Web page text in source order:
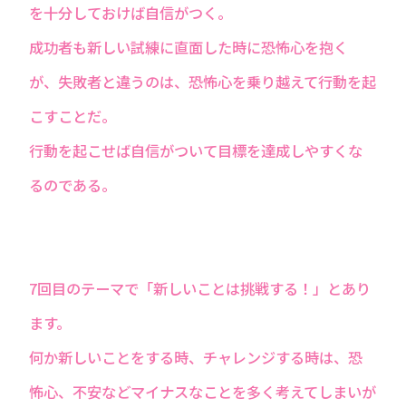
を十分しておけば自信がつく。
成功者も新しい試練に直面した時に恐怖心を抱く
が、失敗者と違うのは、恐怖心を乗り越えて行動を起
こすことだ。
行動を起こせば自信がついて目標を達成しやすくな
るのである。
7回目のテーマで「新しいことは挑戦する！」とあり
ます。
何か新しいことをする時、チャレンジする時は、恐
怖心、不安などマイナスなことを多く考えてしまいが